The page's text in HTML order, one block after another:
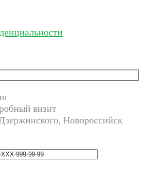
визит
Новороссийск